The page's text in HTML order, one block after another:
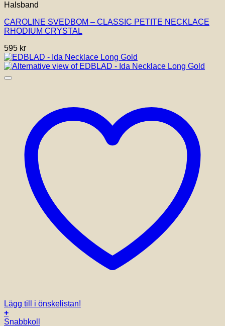
Halsband
CAROLINE SVEDBOM – CLASSIC PETITE NECKLACE
RHODIUM CRYSTAL
595 kr
Lägg till i önskelistan!
+
Snabbkoll